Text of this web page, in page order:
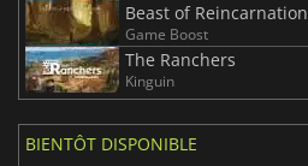
Beast of Reincarnation
Game Boost
The Ranchers
Kinguin
BIENTÔT DISPONIBLE